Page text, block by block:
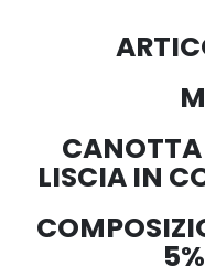
CANOTTA
LISCIA IN